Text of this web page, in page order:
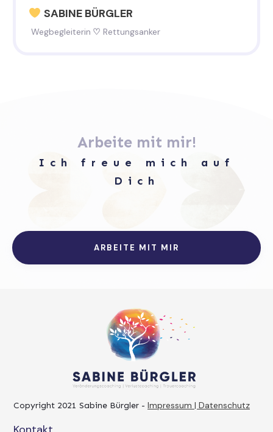
SABINE BÜRGLER
Wegbegleiterin ♡ Rettungsanker
Arbeite mit mir!
Ich freue mich auf
Dich
ARBEITE MIT MIR
Copyright 2021 Sabine Bürgler - Impressum | Datenschutz